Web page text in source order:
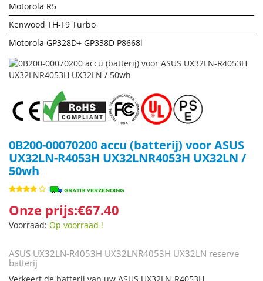
Motorola R5
Kenwood TH-F9 Turbo
Motorola GP328D+ GP338D P8668i
0B200-00070200 accu (batterij) voor ASUS
UX32LN-R4053H UX32LNR4053H UX32LN /
50wh
Onze prijs:€67.40
Voorraad: Op voorraad !
ASUS UX32LN-R4053H UX32LNR4053H UX32LN reserve
batterij